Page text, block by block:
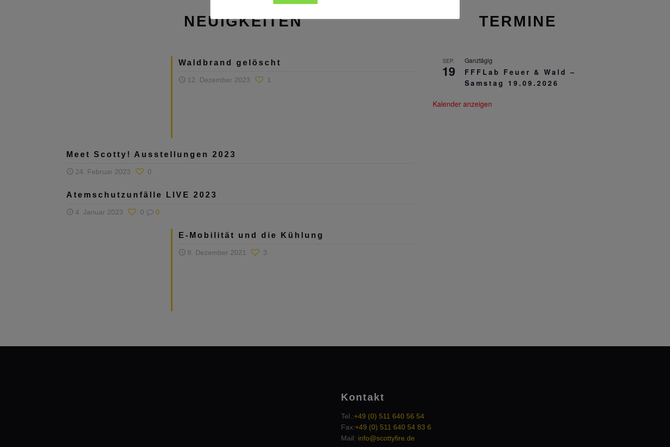
NEUIGKEITEN
Waldbrand gelöscht
12. Dezember 2023 1
Meet Scotty! Ausstellungen 2023
24. Februar 2023 0
Atemschutzunfälle LIVE 2023
4. Januar 2023 0
0
E-Mobilität und die Kühlung
8. Dezember 2021 3
TERMINE
SEP.
19
Ganztägig
FFFLab Feuer & Wald –
Samstag 19.09.2026
Kalender anzeigen
Kontakt
Tel.:+49 (0) 511 640 56 54
Fax:+49 (0) 511 640 54 83 6
Mail: info@scottyfire.de